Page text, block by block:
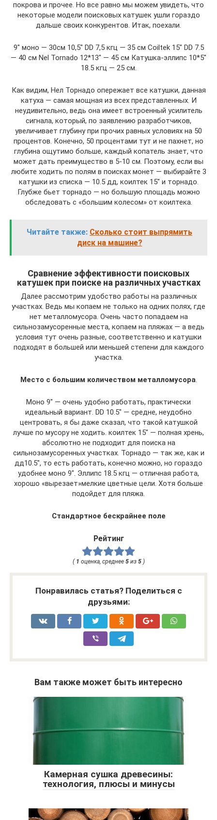
покрова и прочее. Но все равно мы можем увидеть, что
некоторые модели поисковых катушек ушли гораздо
дальше своих конкурентов. Итак, поехали.
9″ моно — 30см 10,5″ DD 7,5 кгц — 35 см Coiltek 15″ DD 7.5
— 40 см Nel Tornado 12*13″ — 45 см Катушка-эллипс 10*5″
18.5 кгц — 25 см.
Как видим, Нел Торнадо опережает все катушки, данная
катуха — самая мощная из всех представленных. И
неудивительно, ведь она имеет встроенный усилитель
сигнала, который, по заявлению разработчиков,
увеличивает глубину при прочих равных условиях на 50
процентов. Конечно, 50 процентами тут и не пахнет, но
глубина ощутимо больше, каждый копатель знает, что
может дать преимущество в 5-10 см. Поэтому, если вы
любите ходить по полям в поисках монет — выбирайте 3
катушки из списка — 10.5 дд, коилтек 15″ и торнадо.
Глубже бьет торнадо — но большую площадь можно
обследовать с «большим колесом» от коилтека.
Читайте также: Сколько стоит выпрямить
диск на машине?
Сравнение эффективности поисковых
катушек при поиске на различных участках
Далее рассмотрим удобство работы на различных
участках. Ведь мы копаем не только на одних полях, где
нет металломусора. Очень часто попадаем на
сильнозамусоренные места, копаем на пляжах — а ведь
условия тут очень разные, соответственно и катушки
подходят в большей или меньшей степени для каждого
участка.
Место с большим количеством металломусора.
Моно 9″ — очень удобно работать, практически
идеальный вариант. DD 10.5″ — средне, неудобно
центровать, я бы даже сказал, что такой катушкой
лучше по мусору не ходить. коилтек 15″ — полная хрень,
абсолютно не подходит для поиска на
сильнозамусоренных участках. Торнадо — так же, как и
дд10.5″, то есть работать, конечно можно, но гораздо
удобнее моно 9″. Эллипс 18.5 кгц — отличная работа,
хорошо «вырезает»мелкие цветные цели. Хотя больше
подойдет для пляжа.
Стандартное бескрайнее поле
Рейтинг
( 1 оценка, среднее 5из 5)
Понравилась статья? Поделиться с
друзьями:
Вам также может быть интересно
Камерная сушка древесины:
технология, плюсы и минусы